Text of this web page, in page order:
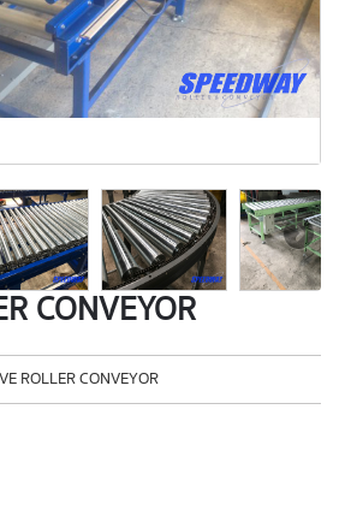
Next
CONVEYOR
ROLLER CONVEYOR